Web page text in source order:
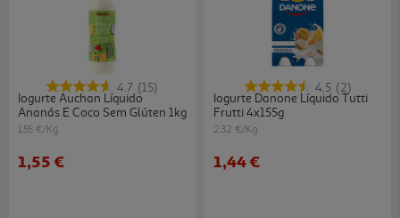
4.7 (15)
Iogurte Auchan Líquido
Ananás E Coco Sem Glúten 1kg
1.55 €/Kg
1,55 €
4.5 (2)
Iogurte Danone Líquido Tutti
Frutti 4x155g
2.32 €/Kg
1,44 €